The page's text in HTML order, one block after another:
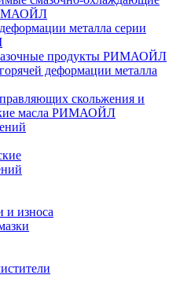
металла серии
продукты РИМАОЙЛ
деформации металла
скольжения и
масла РИМАОЙЛ
и износа